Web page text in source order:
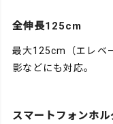
全伸長125cm
最大125cm（エレベ
影などにも対応。
スマートフォンホ